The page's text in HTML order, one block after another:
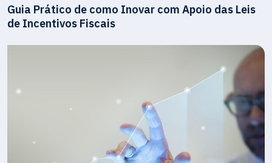
Guia Prático de como Inovar com Apoio das Leis
de Incentivos Fiscais